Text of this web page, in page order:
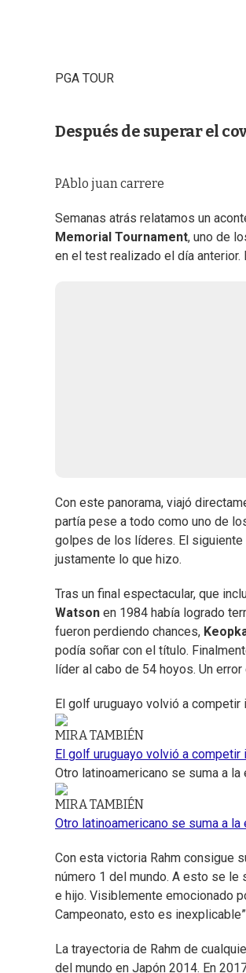
PGA TOUR
Después de superar el
PAblo juan carrere
Semanas atrás relatamos un
Memorial Tournament, uno de
en el test realizado el día anterior.
Con este panorama, viajó
partía pese a todo como uno de
golpes de los líderes. El siguiente
justamente lo que hizo.
Tras un final espectacular, que
Watson en 1984 había logrado
fueron perdiendo chances,
podía soñar con el título.
líder al cabo de 54 hoyos. Un
El golf uruguayo volvió a
MIRA TAMBIÉN
El golf uruguayo volvió a
Otro latinoamericano se suma a
MIRA TAMBIÉN
Otro latinoamericano se suma a
Con esta victoria Rahm consigue
número 1 del mundo. A esto se
e hijo. Visiblemente emocionado
Campeonato, esto es
La trayectoria de Rahm de
del mundo en Japón 2014. En